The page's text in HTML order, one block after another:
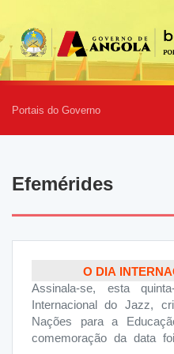
Portais do Governo
Efemérides
O DIA
Assinala-se, esta
Internacional do Jazz, criado pela Organização das
Nações para a Educação, Ciência e a
comemoração da data foi